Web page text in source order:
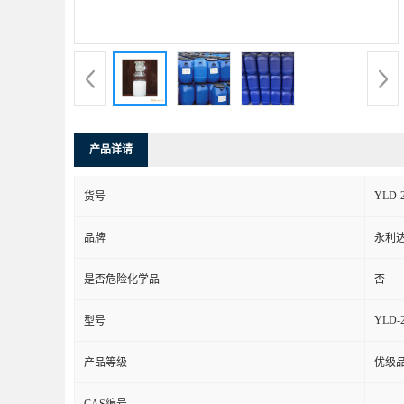
产品详请
货号 YLD-
品牌 永利
是否危险化学品 否
型号 YLD-
产品等级 优级